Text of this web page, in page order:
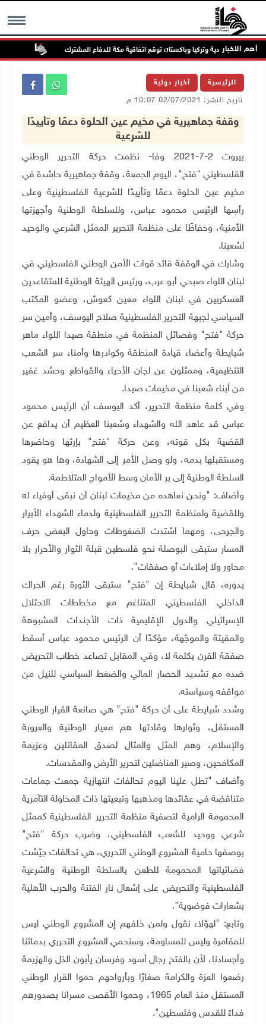
MENU أهم الاخبار
السعودية وتركيا وباكستان توقع اتفاقية مكة للدفاع المشترك
الرئيسية أخبار دولية
تاريخ النشر: 02/07/2021 10:07 م
وقفة جماهيرية في مخيم عين الحلوة دعمًا وتأييدًا
للشرعية
بيروت 2-7-2021 وفا- نظمت حركة التحرير الوطني
القلسطيني "فتح"، اليوم الجمعة، وقفة جماهيرية حاشدة في
مخيم عين الحلوة دعمًا وتأييدًا للشرعية الفلسطينية وعلى
رأسِها الرئيس محمود عباس، وللسلطة الوطنية وأجهزتها
الأمنية، وحفاظًا على منظمة التحرير الممثل الشرعي والوحيد
لشعبنا.
وشارك في الوقفة قائد قوات الأمن الوطني الفلسطيني في
لبنان اللواء صبحي أبو عرب، ورئيس الهيئة الوطنية للمتقاعدين
العسكريين في لبنان اللواء معين كعوش، وعضو المكتب
السياسي لجبهة التحرير الفلسطينية صلاح اليوسف، وأمين سر
حركة "فتح" وفصائل المنظمة في منطقة صيدا اللواء ماهر
شبايطة وأعضاء قيادة المنطقة وكوادرها وأمناء سر الشعب
التنظيمية، وممثلون عن لجان الأحياء والقواطع وحشد غفير
من أبناء شعبنا في مخيمات صيدا.
وفي كلمة منظمة التحرير، أكد اليوسف أن الرئيس محمود
عباس قد عاهد الله والشهداء وشعبنا العظيم أن يدافع عن
القضية بكل قوته، وعن حركة "فتح" بإرثها وحاضرها
ومستقبلها بدمه، ولو وصل الأمر إلى الشهادة، وها هو يقود
السلطة الوطنية إلى بر الأمان وسط الأمواج المتلاطمة.
وأضاف: "ونحن نعاهده من مخيمات لبنان أن نبقى أوفياء له
وللقضية ولمنظمة التحرير الفلسطينية ولدماء الشهداء الأبرار
والجرحى، ومهما اشتدت الضغوطات وحاول البعض حرف
المسار ستبقى البوصلة نحو فلسطين قبلة الثوار والأحرار بلا
محاور ولا إملاءات أو صفقات."
بدوره، قال شبايطة إن "فتح" ستبقى الثورة رغم الحراك
الداخلي الفلسطيني المتناغم مع مخططات الاحتلال
الإسرائيلي والدول الإقليمية ذات الأجندات المشبوهة
والمقيتة والموجّهة، مؤكدًا أن الرئيس محمود عباس أسقط
صفقة القرن بكلمة لا، وفي المقابل تصاعد خطاب التحريض
ضده مع تشديد الحصار المالي والضغط السياسي للنيل من
مواقفه وسياسته.
وشدد شبايطة على أن حركة "فتح" هي صانعة القرار الوطني
المستقل، وثوارها وقادتها هم معيار الوطنية والعروبة
والإسلام، وهم المثل والمثال لصدق المقاتلين وعزيمة
المكافحين، وصبر المناضلين لتحرير الأرض والمقدسات.
وأضاف "تطل علينا اليوم تحالفات انتهازية جمعت جماعات
متناقضة في عقائدها ومذهبها وتبعيتها ذات المحاولة التآمرية
المحمومة الرامية لتصفية منظمة التحرير الفلسطينية كممثل
شرعي ووحيد للشعب الفلسطيني، وضرب حركة "فتح"
بوصفها حامية المشروع الوطني التحرري، هي تحالفات جيّشت
فضائياتها المحمومة للطعن بالسلطة الوطنية والشرعية
الفلسطينية والتحريض على إشعال نار الفتنة والحرب الأهلية
بشعارات فوضوية."
وتابع: "لهؤلاء نقول ولمن خلفهم إن المشروع الوطني ليس
للمقامرة وليس للمساومة، وسنحمي المشروع التحرري بدمائنا
وأجسادنا، لأن بالفتح رجال أسود وفرسان يأبون الذل والهزيمة
رضعوا العزة والكرامة صغارًا وبأرواحهم حموا القرار الوطني
المستقل منذ العام 1965، وحموا الأقصى مسرانا بصدورهم
فداءً للقدس وفلسطين."